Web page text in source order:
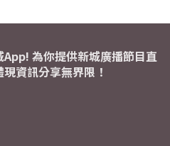
App! 為你提供新城廣播節目直
資訊分享無界限！